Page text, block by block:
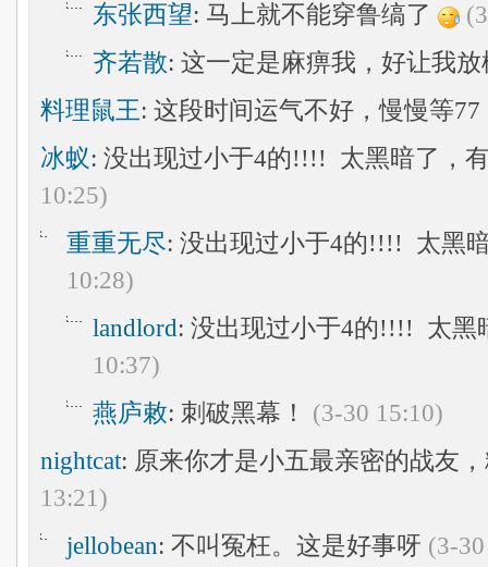
东张西望: 马上就不能穿鲁缟了
齐若散: 这一定是麻痹我，好让我
料理鼠王: 这段时间运气不好，慢慢等77
冰蚁: 没出现过小于4的!!!! 太黑暗了，
10:25)
重重无尽: 没出现过小于4的!!!! 太黑
10:28)
landlord: 没出现过小于4的!!!! 太黑
10:37)
燕庐敕: 刺破黑幕！ (3-30 15:10)
nightcat: 原来你才是小五最亲密的战友
13:21)
jellobean: 不叫冤枉。这是好事呀 (3-